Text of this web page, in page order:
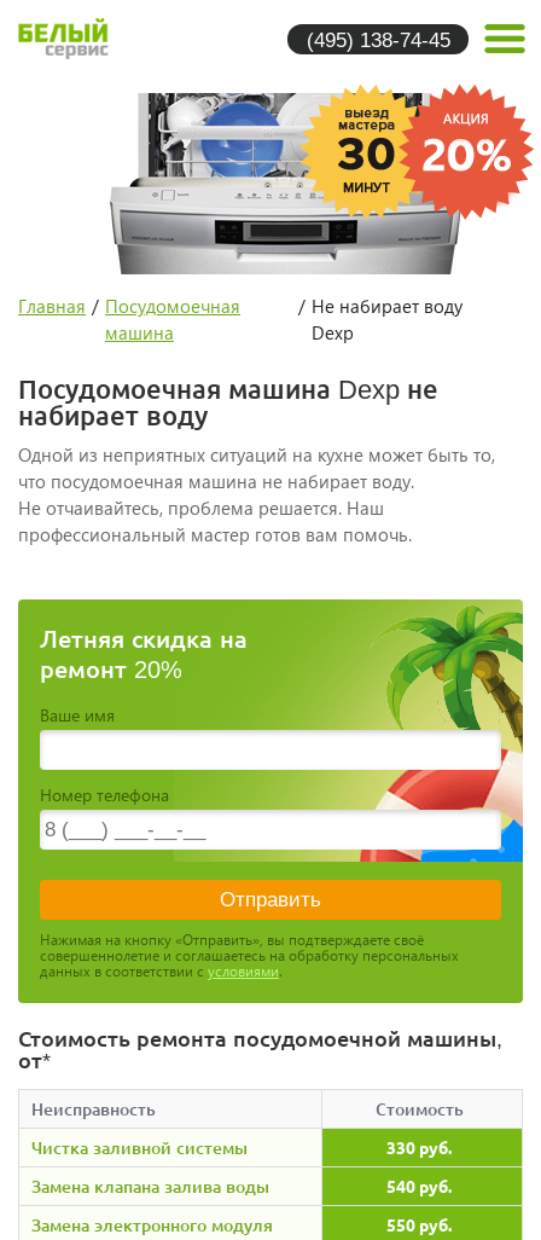
(495) 138-74-45
Главная / Посудомоечная
машина
/ Не набирает воду
Dexp
Посудомоечная машина Dexp не
набирает воду
Одной из неприятных ситуаций на кухне может быть то,
что посудомоечная машина не набирает воду.
Не отчаивайтесь, проблема решается. Наш
профессиональный мастер готов вам помочь.
Летняя скидка на
ремонт 20%
Ваше имя
Номер телефона
Нажимая на кнопку «Отправить», вы подтверждаете своё
совершеннолетие и соглашаетесь на обработку персональных
данных в соответствии с условиями.
Стоимость ремонта посудомоечной машины,
от*
Неисправность
Стоимость
Чистка заливной системы
330 руб.
Замена клапана залива воды 540 руб.
Замена электронного модуля 550 руб.